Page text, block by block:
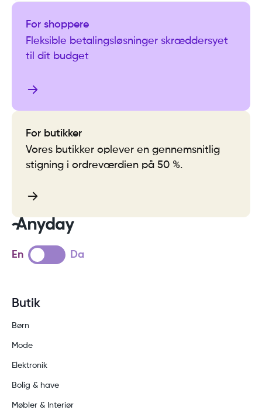
For shoppere
Fleksible betalingsløsninger skræddersyet
til dit budget
For butikker
Vores butikker oplever en gennemsnitlig
stigning i ordreværdien på 50 %.
En Da
Butik
Børn
Mode
Elektronik
Bolig & have
Møbler & Interiør